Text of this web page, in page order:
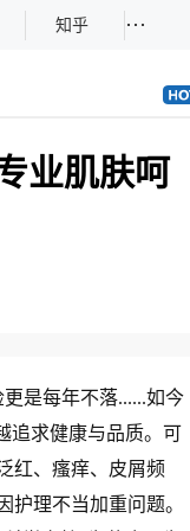
知乎 ···
业肌肤呵
是每年不落......如今
追求健康与品质。可
红、瘙痒、皮屑频
理不当加重问题。